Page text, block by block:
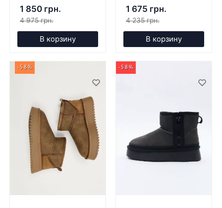
1 850 грн.
4 975 грн.
В корзину
1 675 грн.
4 235 грн.
В корзину
-58% -58%